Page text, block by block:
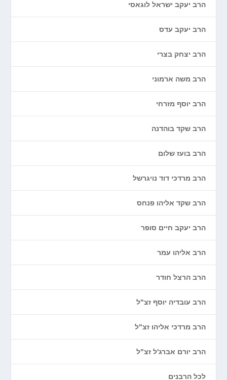
הרב יעקב ישראל לוגאסי
הרב יעקב עדס
הרב יצחק בצרי
הרב משה ארמוני
הרב יוסף מזרחי
הרב שקד בוהדנה
הרב בועז שלום
הרב מרדכי דוד נויגרשל
הרב שקד אליהו פנחס
הרב יעקב חיים סופר
הרב אליהו עמר
הרב הרצל חודר
הרב עובדיה יוסף זצ"ל
הרב מרדכי אליהו זצ"ל
הרב יורם אברג'ל זצ"ל
לכל הרבנים